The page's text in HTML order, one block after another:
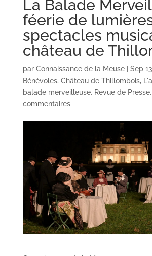
La Balade
féerie de
spectacles
château de
par Connaissance de la Meuse| Sep
Bénévoles, Château de Thillombois,
balade merveilleuse, Revue de Presse,
commentaires